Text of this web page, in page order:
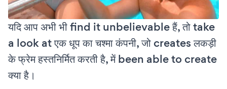
यदि आप अभी भी find it unbelievable हैं, तो take
a look at एक धूप का चश्मा कंपनी, जो creates लकड़ी
के फ्रेम हस्तनिर्मित करती है, में been able to create
क्या है।